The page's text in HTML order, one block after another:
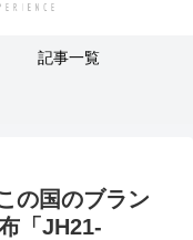
記事一覧
の国のブラン
「JH21-